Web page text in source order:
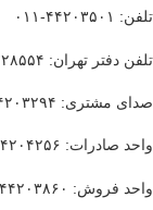
۰۱۱
دفتر تهران: ۲۲۲۲۸۵۵۴-۰۲۱
مشتری: ۴۴۲۰۳۲۹۴-۰۱۱
صادرات: ۴۴۲۰۴۲۵۶-۰۱۱
فروش: ۴۴۲۰۳۸۶۰-۰۱۱